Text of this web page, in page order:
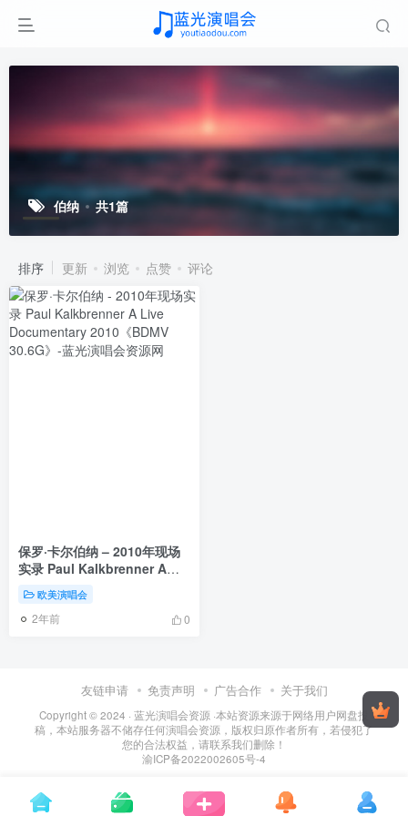
伯纳 共1篇
排序 更新 浏览 点赞 评论
保罗·卡尔伯纳 – 2010年现场
实录 Paul Kalkbrenner A
Live Documentary
2010《BDMV 30.6G》
欧美演唱会
2年前 0
友链申请 免责声明 广告合作 关于我们
Copyright © 2024 · 蓝光演唱会资源 ·本站资源来源于网络用户网盘投
稿，本站服务器不储存任何演唱会资源，版权归原作者所有，若侵犯了
您的合法权益，请联系我们删除！
渝ICP备2022002605号-4